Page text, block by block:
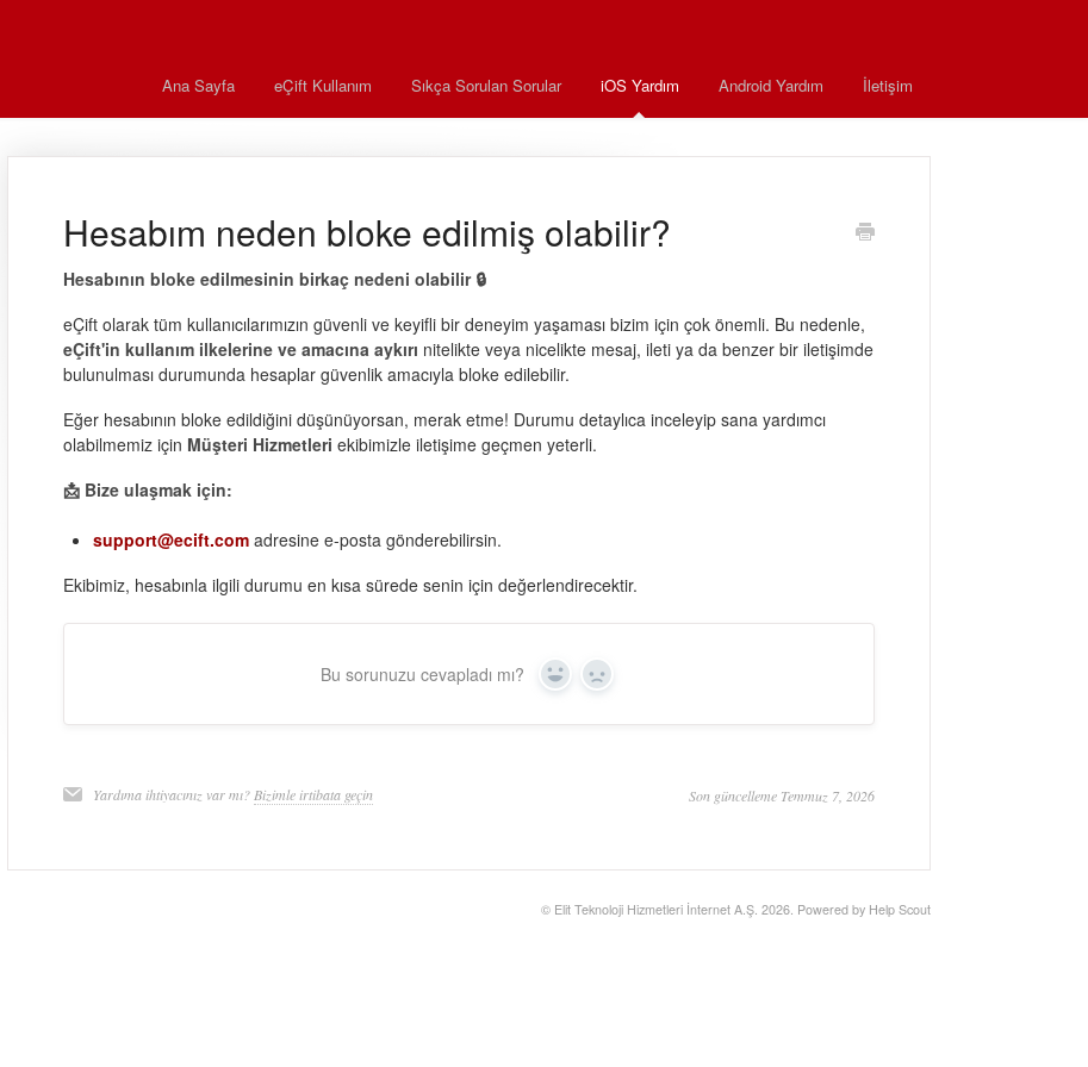
Ana Sayfa eÇift Kullanım Sıkça Sorulan Sorular iOS Yardım Android Yardım İletişim
Hesabım neden bloke edilmiş olabilir?
Hesabının bloke edilmesinin birkaç nedeni olabilir 🔒
eÇift olarak tüm kullanıcılarımızın güvenli ve keyifli bir deneyim yaşaması bizim için çok önemli. Bu nedenle,
eÇift'in kullanım ilkelerine ve amacına aykırı nitelikte veya nicelikte mesaj, ileti ya da benzer bir iletişimde
bulunulması durumunda hesaplar güvenlik amacıyla bloke edilebilir.
Eğer hesabının bloke edildiğini düşünüyorsan, merak etme! Durumu detaylıca inceleyip sana yardımcı
olabilmemiz için Müşteri Hizmetleri ekibimizle iletişime geçmen yeterli.
📩 Bize ulaşmak için:
support@ecift.comadresine e-posta gönderebilirsin.
Ekibimiz, hesabınla ilgili durumu en kısa sürede senin için değerlendirecektir.
Bu sorunuzu cevapladı mı? Yes No
Yardıma ihtiyacınız var mı? Bizimle irtibata geçin Son güncelleme Temmuz 7, 2026
© Elit Teknoloji Hizmetleri İnternet A.Ş. 2026. Powered by Help Scout